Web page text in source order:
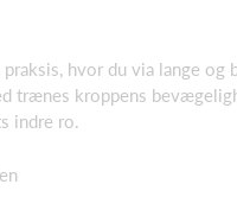
hvor du via lange
trænes kroppens
indre ro.